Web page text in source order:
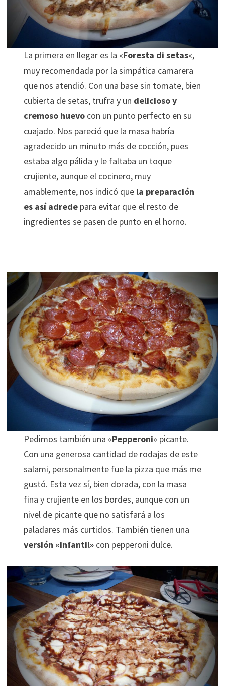
La primera en llegar es la «Foresta di setas«,
muy recomendada por la simpática camarera
que nos atendió. Con una base sin tomate, bien
cubierta de setas, trufra y un delicioso y
cremoso huevocon un punto perfecto en su
cuajado. Nos pareció que la masa habría
agradecido un minuto más de cocción, pues
estaba algo pálida y le faltaba un toque
crujiente, aunque el cocinero, muy
amablemente, nos indicó que la preparación
es así adredepara evitar que el resto de
ingredientes se pasen de punto en el horno.
Pedimos también una «Pepperoni» picante.
Con una generosa cantidad de rodajas de este
salami, personalmente fue la pizza que más me
gustó. Esta vez sí, bien dorada, con la masa
fina y crujiente en los bordes, aunque con un
nivel de picante que no satisfará a los
paladares más curtidos. También tienen una
versión «infantil»con pepperoni dulce.